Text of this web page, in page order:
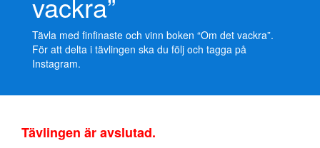
Tävla med finfinaste och vinn boken “Om det vackra”.
För att delta i tävlingen ska du följ och tagga på
Instagram.
Tävlingen är avslutad.